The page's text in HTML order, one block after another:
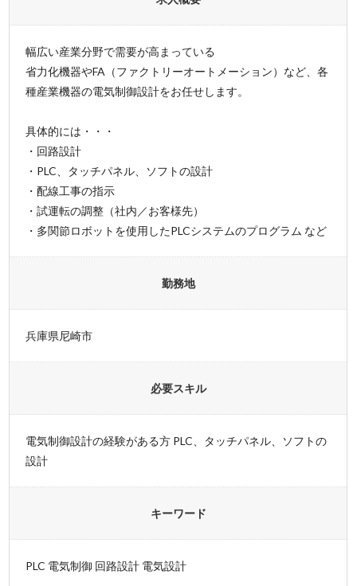
幅広い産業分野で需要が高まっている
省力化機器やFA（ファクトリーオートメーション）など、各
種産業機器の電気制御設計をお任せします。
具体的には・・・
・回路設計
・PLC、タッチパネル、ソフトの設計
・配線工事の指示
・試運転の調整（社内／お客様先）
・多関節ロボットを使用したPLCシステムのプログラム など
勤務地
兵庫県尼崎市
必要スキル
電気制御設計の経験がある方 PLC、タッチパネル、ソフトの
設計
キーワード
PLC 電気制御 回路設計 電気設計